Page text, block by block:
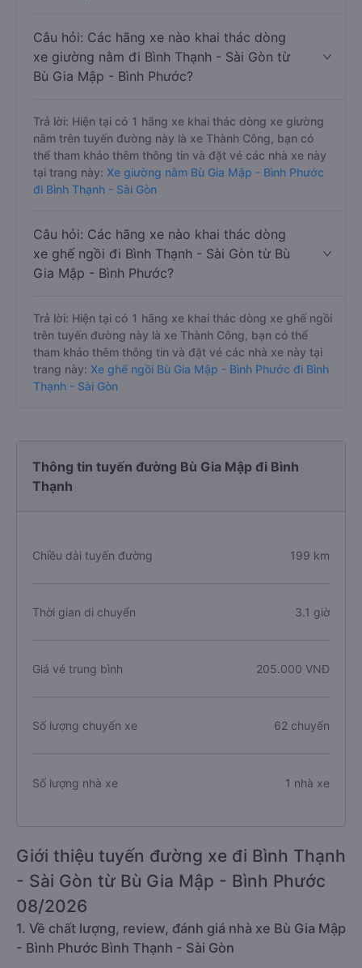
Câu hỏi: Các hãng xe nào khai thác dòng
xe giường nằm đi Bình Thạnh - Sài Gòn từ
Bù Gia Mập - Bình Phước?
Trả lời: Hiện tại có 1 hãng xe khai thác dòng xe giường
nằm trên tuyến đường này là xe Thành Công, bạn có
thể tham khảo thêm thông tin và đặt vé các nhà xe này
tại trang này: Xe giường nằm Bù Gia Mập - Bình Phước
đi Bình Thạnh - Sài Gòn
Câu hỏi: Các hãng xe nào khai thác dòng
xe ghế ngồi đi Bình Thạnh - Sài Gòn từ Bù
Gia Mập - Bình Phước?
Trả lời: Hiện tại có 1 hãng xe khai thác dòng xe ghế ngồi
trên tuyến đường này là xe Thành Công, bạn có thể
tham khảo thêm thông tin và đặt vé các nhà xe này tại
trang này: Xe ghế ngồi Bù Gia Mập - Bình Phước đi Bình
Thạnh - Sài Gòn
Thông tin tuyến đường Bù Gia Mập đi Bình
Thạnh
Chiều dài tuyến đường 199 km
Thời gian di chuyển 3.1 giờ
Giá vé trung bình 205.000 VNĐ
Số lượng chuyến xe 62 chuyến
Số lượng nhà xe 1 nhà xe
Giới thiệu tuyến đường xe đi Bình Thạnh
- Sài Gòn từ Bù Gia Mập - Bình Phước
08/2026
1. Về chất lượng, review, đánh giá nhà xe Bù Gia Mập
- Bình Phước Bình Thạnh - Sài Gòn